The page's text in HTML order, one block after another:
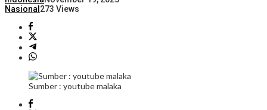
Nasional 273 Views
Sumber : youtube malaka